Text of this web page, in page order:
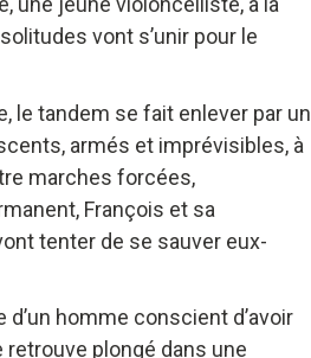
vont s’unir pour le
le tandem se fait enlever par un
armés et imprévisibles, à
marches forcées,
François et sa
tenter de se sauver eux-
d’un homme conscient d’avoir
retrouve plongé dans une